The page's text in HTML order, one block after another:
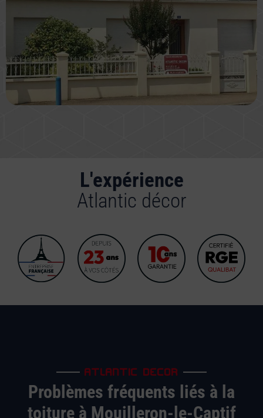
L'expérience
Atlantic décor
ATLANTIC DECOR
Problèmes fréquents liés à la
toiture à Mouilleron-le-Captif